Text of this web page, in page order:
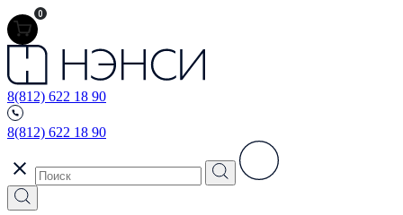
0
8(812) 622 18 90
8(812) 622 18 90